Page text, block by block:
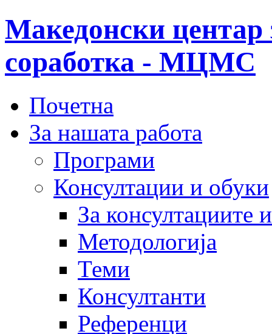
Македонски центар
соработка - МЦМС
Почетна
За нашата работа
Програми
Консултации и обуки
За консултациите
Методологија
Теми
Консултанти
Референци